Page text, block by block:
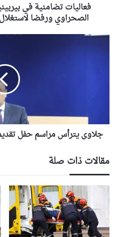
لاستغلال
الغربية
فعاليات تضامنية في
الصحراوي ورفضا
جلاوي
يترأس
المبارك
جلاوي يترأس مراسم حفل
مقالات ذات صلة